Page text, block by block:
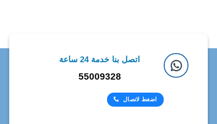
اتصل بنا خدمة 24 ساعة
55009328
اضغط لاتصال